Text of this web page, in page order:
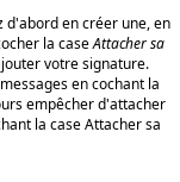
d'abord en créer une, en
la caseAttacher sa
votre signature.
en cochant la
empêcher d'attacher
la case Attacher sa